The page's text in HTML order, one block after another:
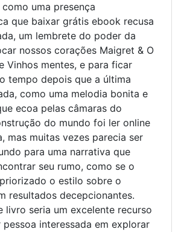
uma presença
que baixar grátis ebook recusa
um lembrete do poder da
nossos corações Maigret & O
Vinhos mentes, e para ficar
tempo depois que a última
como uma melodia bonita e
ecoa pelas câmaras do
do mundo foi ler online
mas muitas vezes parecia ser
para uma narrativa que
seu rumo, como se o
o estilo sobre o
resultados decepcionantes.
livro seria um excelente recurso
pessoa interessada em explorar